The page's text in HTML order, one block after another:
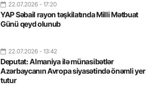
22.07.2026 - 17:20
YAP Səbail rayon təşkilatında Milli Mətbuat
Günü qeyd olunub
22.07.2026 - 13:42
Deputat: Almaniya ilə münasibətlər
Azərbaycanın Avropa siyasətində önəmli yer
tutur